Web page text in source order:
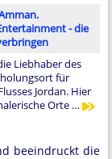
- die
Liebhaber des
für
Jordan. Hier
Orte …
beeindruckt die